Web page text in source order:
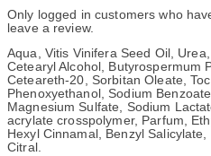
Only logged in customers who
leave a review.
Aqua, Vitis Vinifera Seed Oil,
Cetearyl Alcohol, Butyrospermum
Ceteareth-20, Sorbitan Oleate,
Phenoxyethanol, Sodium
Magnesium Sulfate, Sodium
acrylate crosspolymer, Parfum,
Hexyl Cinnamal, Benzyl
Citral.